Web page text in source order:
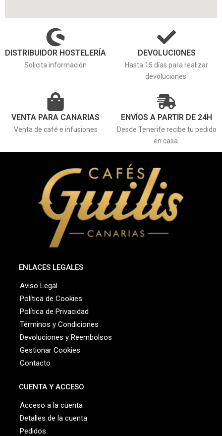
DISTRIBUIDOR HOSTELERÍA
Solicita información
DEVOLUCIONES
Hasta 15 días para realizar
devoluciones.
VENTA PARA CANARIAS
Venta de café e infusiones
ENVÍOS A PARTIR DE 24H
Desde Tenerife recibe tu pedido
en casa.
ENLACES LEGALES
Aviso Legal
Política de Cookies
Política de Privacidad
Términos y Condiciones
Devoluciones y Reembolsos
Gestionar Cookies
Contacto
CUENTA Y ACCESO
Acceso a la cuenta
Detalles de la cuenta
Pedidos